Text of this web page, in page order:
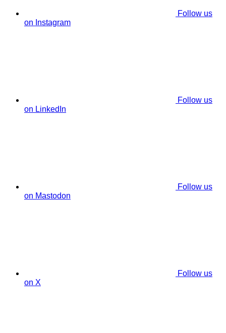
Follow us
on Instagram
Follow us
on LinkedIn
Follow us
on Mastodon
Follow us
on X